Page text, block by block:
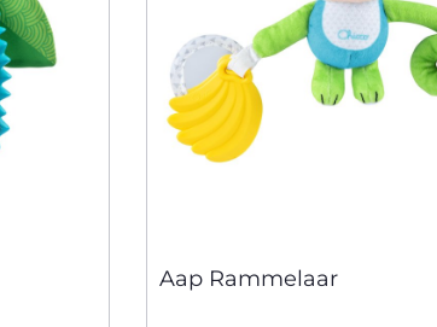
Aap Rammelaar